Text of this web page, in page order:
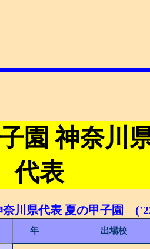
園 神奈川
代表
奈川県代表 夏の甲子園
年 出場校